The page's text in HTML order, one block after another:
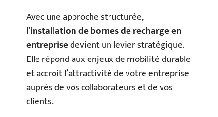
Avec une approche structurée,
l’installation de bornes de recharge en
entreprisedevient un levier stratégique.
Elle répond aux enjeux de mobilité durable
et accroit l’attractivité de votre entreprise
auprès de vos collaborateurs et de vos
clients.